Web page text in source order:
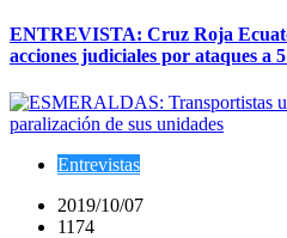
ENTREVISTA: Cruz Roja
acciones judiciales por ataques a
Entrevistas
2019/10/07
1174